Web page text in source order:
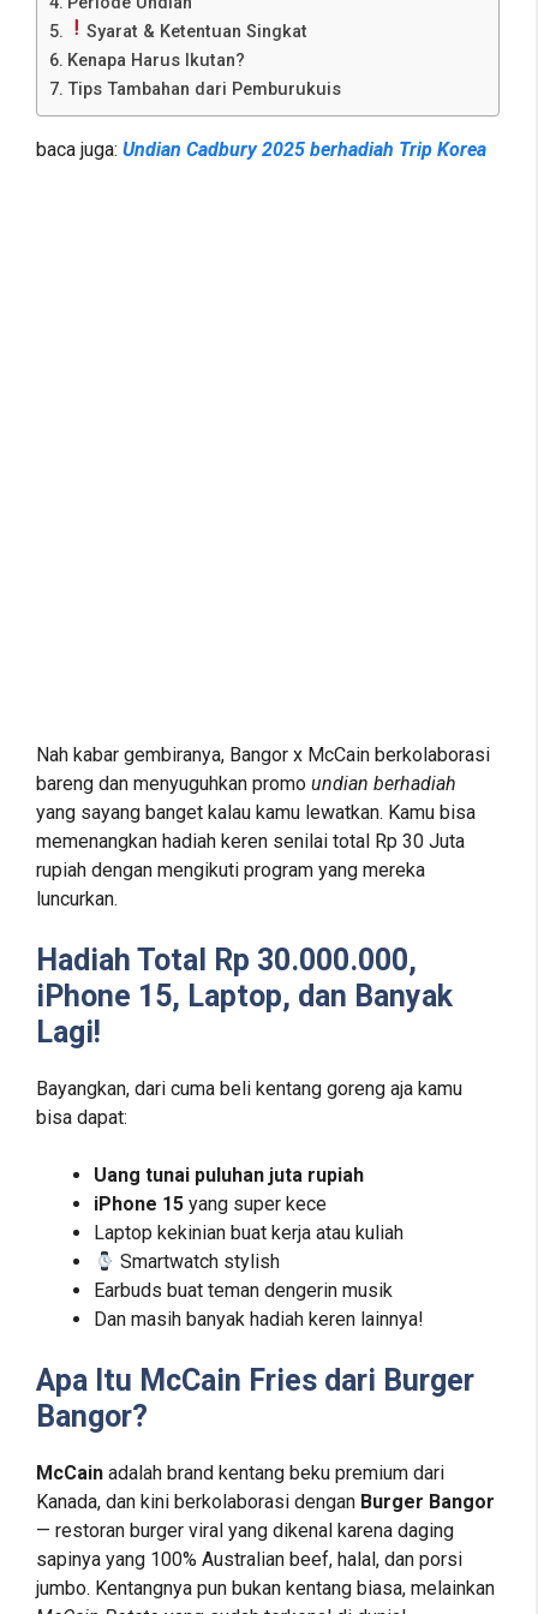
Syarat & Ketentuan Singkat
Kenapa Harus Ikutan?
Tips Tambahan dari Pemburukuis
baca juga: Undian Cadbury 2025 berhadiah Trip Korea
Nah kabar gembiranya, Bangor x McCain berkolaborasi
bareng dan menyuguhkan promo undian berhadiah
yang sayang banget kalau kamu lewatkan. Kamu bisa
memenangkan hadiah keren senilai total Rp 30 Juta
rupiah dengan mengikuti program yang mereka
luncurkan.
Hadiah Total Rp 30.000.000,
iPhone 15, Laptop, dan Banyak
Lagi!
Bayangkan, dari cuma beli kentang goreng aja kamu
bisa dapat:
Uang tunai puluhan juta rupiah
iPhone 15 yang super kece
Laptop kekinian buat kerja atau kuliah
Smartwatch stylish
Earbuds buat teman dengerin musik
Dan masih banyak hadiah keren lainnya!
Apa Itu McCain Fries dari Burger
Bangor?
McCain adalah brand kentang beku premium dari
Kanada, dan kini berkolaborasi dengan Burger Bangor
— restoran burger viral yang dikenal karena daging
sapinya yang 100% Australian beef, halal, dan porsi
jumbo. Kentangnya pun bukan kentang biasa, melainkan